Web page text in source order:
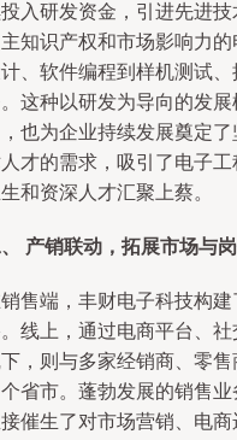
入研发资金，引进先进
知识产权和市场影响力
、软件编程到样机测试
这种以研发为导向的发
也为企业持续发展奠定
才的需求，吸引了电子
和资深人才汇聚上蔡。
产销联动，拓展市场与
售端，丰财电子科技构
线上，通过电商平台、
，则与多家经销商、零
省市。蓬勃发展的销售
催生了对市场营销、电